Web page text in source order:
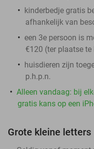
kinderbedje gratis
afhankelijk van
een 3e persoon is
€120 (ter plaatse te
huisdieren zijn
p.h.p.n.
Alleen vandaag: bij
gratis kans op een
Grote kleine letters